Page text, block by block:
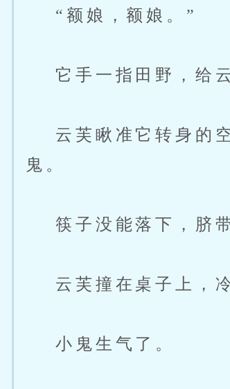
“额娘，额娘。”
它手一指田野，给云
云芙瞅准它转身的空
鬼。
筷子没能落下，脐带
云芙撞在桌子上，冷
小鬼生气了。